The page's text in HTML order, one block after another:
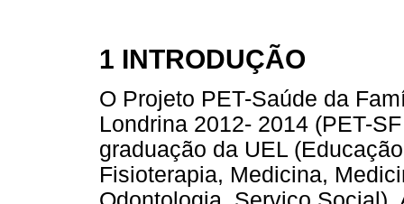
1 INTRODUÇÃO
O Projeto PET-Saúde da
Londrina 2012- 2014 (PET-
graduação da UEL
Fisioterapia, Medicina,